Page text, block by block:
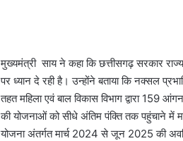
मुख्यमंत्री साय ने कहा कि छत्तीसगढ़ सरकार
पर ध्यान दे रही है। उन्होंने बताया कि नक्सल
तहत महिला एवं बाल विकास विभाग द्वारा 159
की योजनाओं को सीधे अंतिम पंक्ति तक पहुंचाने में
योजना अंतर्गत मार्च 2024 से जून 2025 की